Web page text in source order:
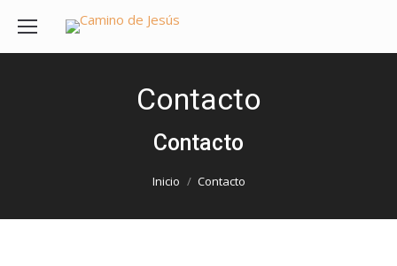
Contacto
Contacto
Inicio Contacto